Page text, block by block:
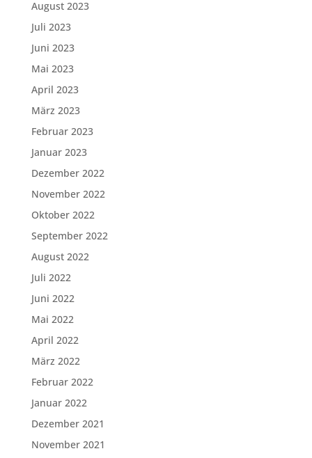
August 2023
Juli 2023
Juni 2023
Mai 2023
April 2023
März 2023
Februar 2023
Januar 2023
Dezember 2022
November 2022
Oktober 2022
September 2022
August 2022
Juli 2022
Juni 2022
Mai 2022
April 2022
März 2022
Februar 2022
Januar 2022
Dezember 2021
November 2021